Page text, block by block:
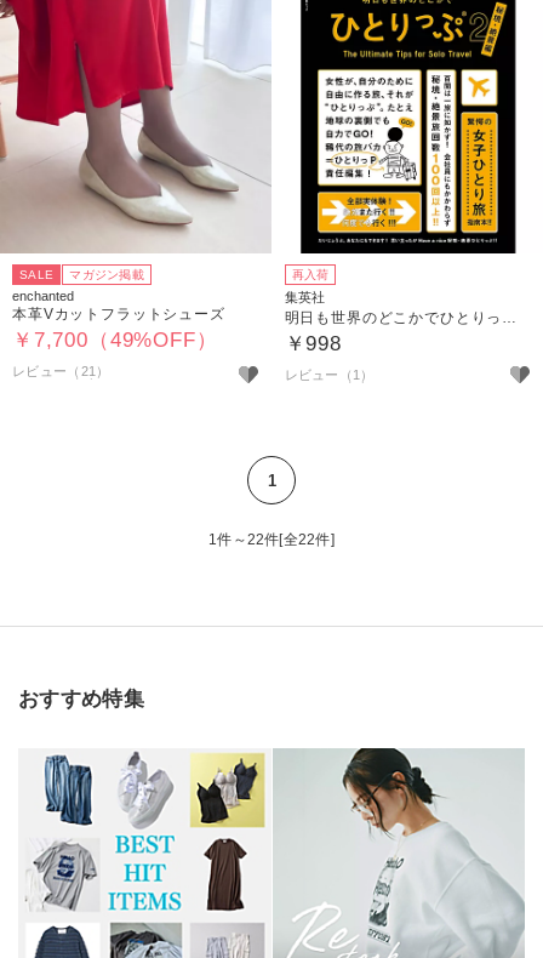
SALE マガジン掲載
enchanted
本革Vカットフラットシューズ
￥7,700（49%OFF）
レビュー（21）
再入荷
集英社
明日も世界のどこかでひとりっぷ2 秘境・絶景編
￥998
レビュー（1）
1
1件～22件[全22件]
おすすめ特集